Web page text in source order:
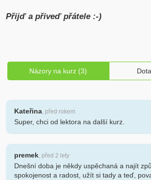
Přijď a přiveď přátele :-)
Názory na kurz (3)
Kateřina, před rokem
Super, chci od lektora na další kurz.
premek, před 2 lety
Dnešní doba je někdy uspěchaná a najít
spokojenost a radost, užít si tady a teď,